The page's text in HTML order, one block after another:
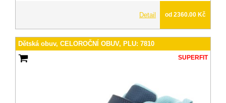
Detail od 2360.00 Kč
Dětská obuv, CELOROČNÍ OBUV, PLU: 7810
SUPERFIT